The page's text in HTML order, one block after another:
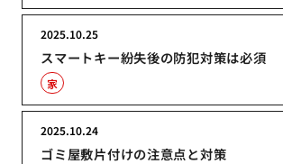
スマートキー紛失後の防犯対策は必須
2025.10.25
家
ゴミ屋敷片付けの注意点と対策
2025.10.24